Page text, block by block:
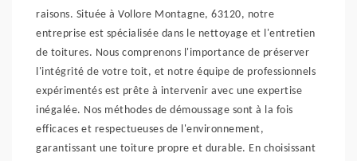
raisons. Située à Vollore Montagne, 63120, notre
entreprise est spécialisée dans le nettoyage et l'entretien
de toitures. Nous comprenons l'importance de préserver
l'intégrité de votre toit, et notre équipe de professionnels
expérimentés est prête à intervenir avec une expertise
inégalée. Nos méthodes de démoussage sont à la fois
efficaces et respectueuses de l'environnement,
garantissant une toiture propre et durable. En choisissant